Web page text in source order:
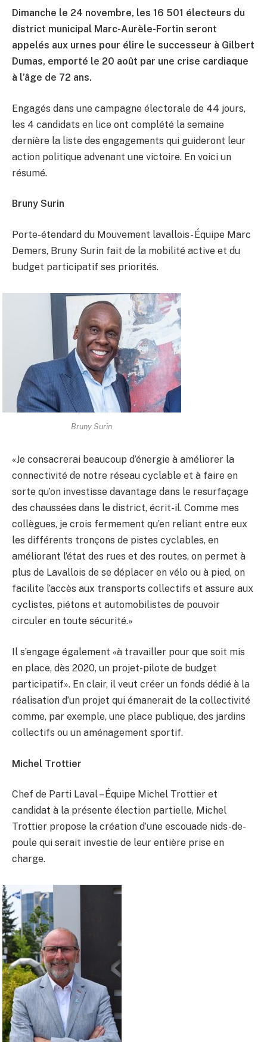
Dimanche le 24 novembre, les 16 501 électeurs du
district municipal Marc-Aurèle-Fortin seront
appelés aux urnes pour élire le successeur à Gilbert
Dumas, emporté le 20 août par une crise cardiaque
à l’âge de 72 ans.
Engagés dans une campagne électorale de 44 jours,
les 4 candidats en lice ont complété la semaine
dernière la liste des engagements qui guideront leur
action politique advenant une victoire. En voici un
résumé.
Bruny Surin
Porte-étendard du Mouvement lavallois- Équipe Marc
Demers, Bruny Surin fait de la mobilité active et du
budget participatif ses priorités.
Bruny Surin
«Je consacrerai beaucoup d’énergie à améliorer la
connectivité de notre réseau cyclable et à faire en
sorte qu’on investisse davantage dans le resurfaçage
des chaussées dans le district, écrit-il. Comme mes
collègues, je crois fermement qu’en reliant entre eux
les différents tronçons de pistes cyclables, en
améliorant l’état des rues et des routes, on permet à
plus de Lavallois de se déplacer en vélo ou à pied, on
facilite l’accès aux transports collectifs et assure aux
cyclistes, piétons et automobilistes de pouvoir
circuler en toute sécurité.»
Il s’engage également «à travailler pour que soit mis
en place, dès 2020, un projet-pilote de budget
participatif». En clair, il veut créer un fonds dédié à la
réalisation d’un projet qui émanerait de la collectivité
comme, par exemple, une place publique, des jardins
collectifs ou un aménagement sportif.
Michel Trottier
Chef de Parti Laval – Équipe Michel Trottier et
candidat à la présente élection partielle, Michel
Trottier propose la création d’une escouade nids-de-
poule qui serait investie de leur entière prise en
charge.